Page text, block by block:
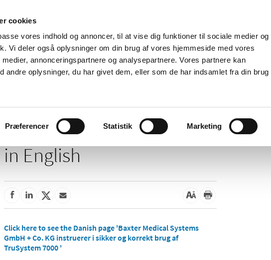
cookies
vores indhold og annoncer, til at vise dig funktioner til sociale medier og
Vi deler også oplysninger om din brug af vores hjemmeside med vores
annonceringspartnere og analysepartnere. Vores partnere kan
andre oplysninger, du har givet dem, eller som de har indsamlet fra din brug
Præferencer Statistik Marketing
News About us Contact us Publications
product
Reimbursement and
Pharmacies and sale of
Medical
This page is not available
in English
Click here to see the Danish page 'Baxter Medical Systems
GmbH + Co. KG instruerer i sikker og korrekt brug af
TruSystem 7000 '